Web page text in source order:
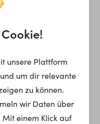
unsere Plattform
um dir relevante
zu können.
wir Daten über
Mit einem Klick auf